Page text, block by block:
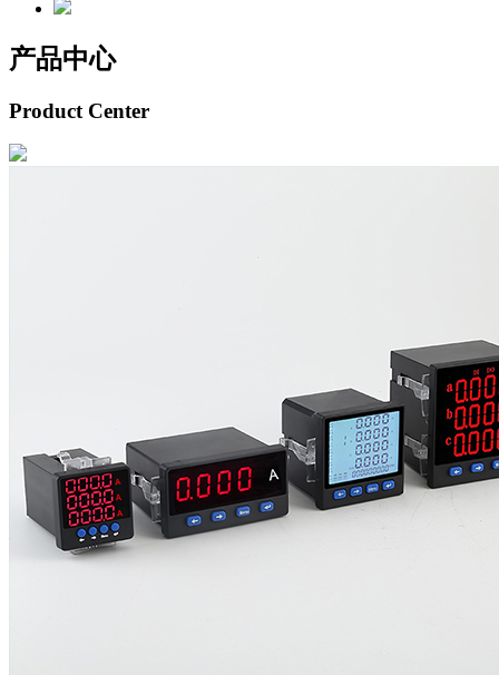
产品中心
Product Center